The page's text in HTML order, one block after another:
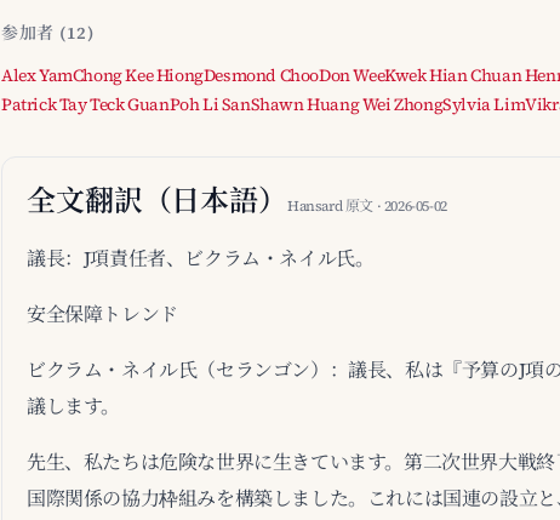
参加者 (12)
Alex YamChong Kee HiongDesmond ChooDon WeeKwek Hian Chuan
Patrick Tay Teck GuanPoh Li SanShawn Huang Wei ZhongSylvia Lim
全文翻訳（日本語） Hansard 原文 · 2026-05-02
議長：J項責任者、ビクラム・ネイル氏。
安全保障トレンド
ビクラム・ネイル氏（セランゴン）：議長、私は『予算のJ項
議します。
先生、私たちは危険な世界に生きています。第二次世界大戦終
国際関係の協力枠組みを構築しました。これには国連の設立